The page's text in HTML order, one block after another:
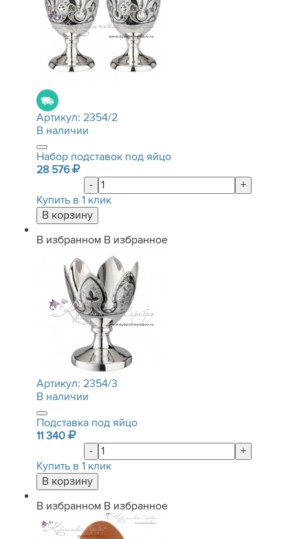
Артикул: 2354/2
В наличии
Набор подставок под яйцо
28 576
-
+
Купить в 1 клик
В избранном В избранное
Артикул: 2354/3
В наличии
Подставка под яйцо
11 340
-
+
Купить в 1 клик
В избранном В избранное